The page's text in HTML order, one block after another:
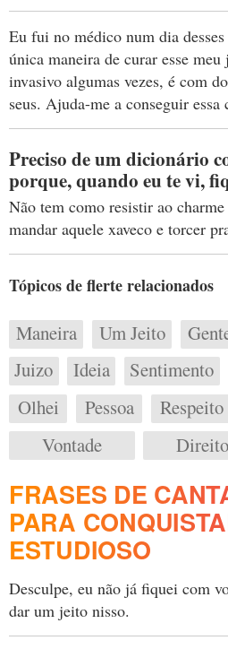
Eu fui no médico num dia
única maneira de curar esse
invasivo algumas vezes, é com
seus. Ajuda-me a conseguir essa
Preciso de um dicionário
porque, quando eu te vi,
Não tem como resistir ao
mandar aquele xaveco e torcer
Tópicos de flerte relacionados
Maneira Um Jeito
Juizo
Ideia Sentimento
Olhei
Pessoa Respeito
Vontade
Direito
FRASES DE
PARA
ESTUDIOSO
Desculpe, eu não já fiquei com
dar um jeito nisso.